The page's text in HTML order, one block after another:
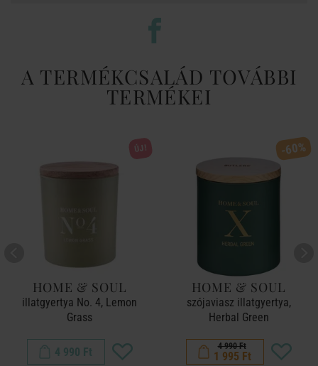
A TERMÉKCSALÁD TOVÁBBI
TERMÉKEI
ÚJ!
HOME & SOUL
illatgyertya No. 4, Lemon
Grass
4 990 Ft
-60%
HOME & SOUL
szójaviasz illatgyertya,
Herbal Green
4 990 Ft
1 995 Ft